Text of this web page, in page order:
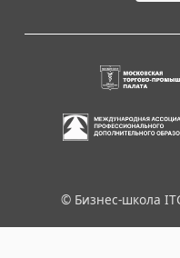
© Бизнес-школа